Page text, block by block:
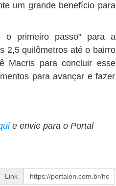
um grande benefício para
o primeiro passo” para a
2,5 quilômetros até o bairro
Macris para concluir esse
para avançar e fazer
e envie para o Portal
Link